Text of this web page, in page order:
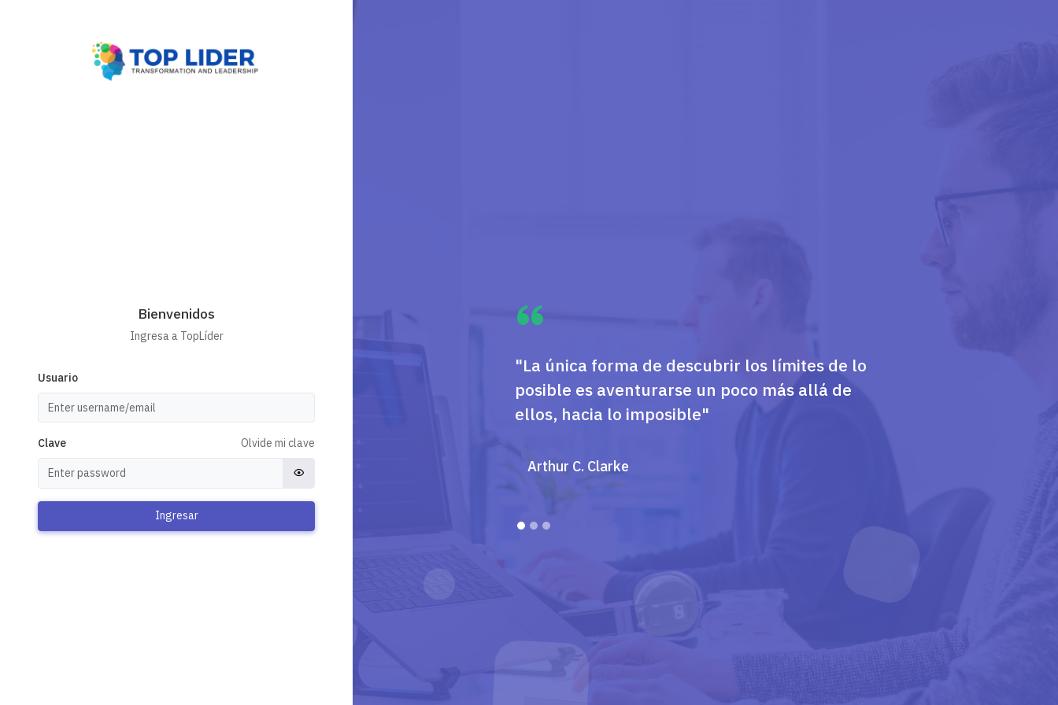
Bienvenidos
Ingresa a TopLíder
Usuario
Clave Olvide mi clave
Ingresar
"La única forma de descubrir los límites de lo
posible es aventurarse un poco más allá de
ellos, hacia lo imposible"
Arthur C. Clarke